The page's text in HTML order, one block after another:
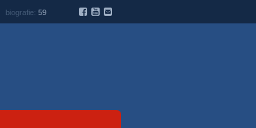
biografie: 59